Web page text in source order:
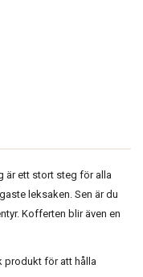
är ett stort steg för alla
leksaken. Sen är du
Kofferten blir även en
produkt för att hålla